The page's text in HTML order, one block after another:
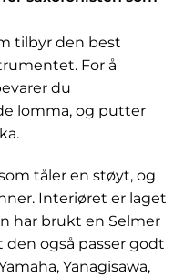
tilbyr den best
For å
du
lomma, og putter
tåler en støyt, og
Interiøret er laget
har brukt en Selmer
også passer godt
Yanagisawa,